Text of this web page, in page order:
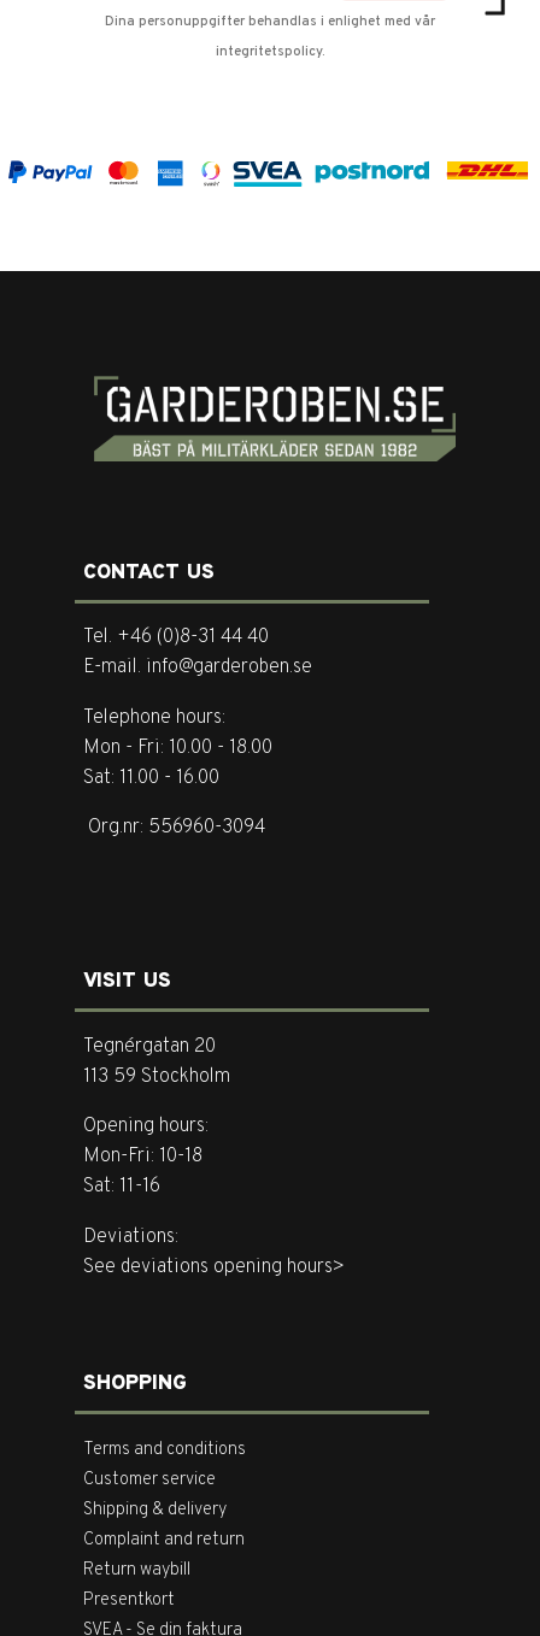
Dina personuppgifter behandlas i enlighet med vår
integritetspolicy.
CONTACT US
Tel. +46 (0)8-31 44 40
E-mail. info@garderoben.se
Telephone hours:
Mon - Fri: 10.00 - 18.00
Sat: 11.00 - 16.00
Org.nr: 556960-3094
VISIT US
Tegnérgatan 20
113 59 Stockholm
Opening hours:
Mon-Fri: 10-18
Sat: 11-16
Deviations:
See deviations opening hours>
SHOPPING
Terms and conditions
Customer service
Shipping & delivery
Complaint and return
Return waybill
Presentkort
SVEA - Se din faktura